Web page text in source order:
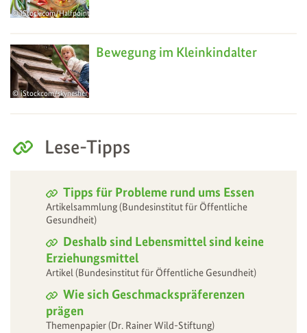
iStock.com/Halfpoint
Bewegung im Kleinkindalter
iStockcom/skynesher
Lese-Tipps
Tipps für Probleme rund ums Essen
Artikelsammlung (Bundesinstitut für Öffentliche
Gesundheit)
Deshalb sind Lebensmittel sind keine
Erziehungsmittel
Artikel (Bundesinstitut für Öffentliche Gesundheit)
Wie sich Geschmackspräferenzen
prägen
Themenpapier (Dr. Rainer Wild-Stiftung)